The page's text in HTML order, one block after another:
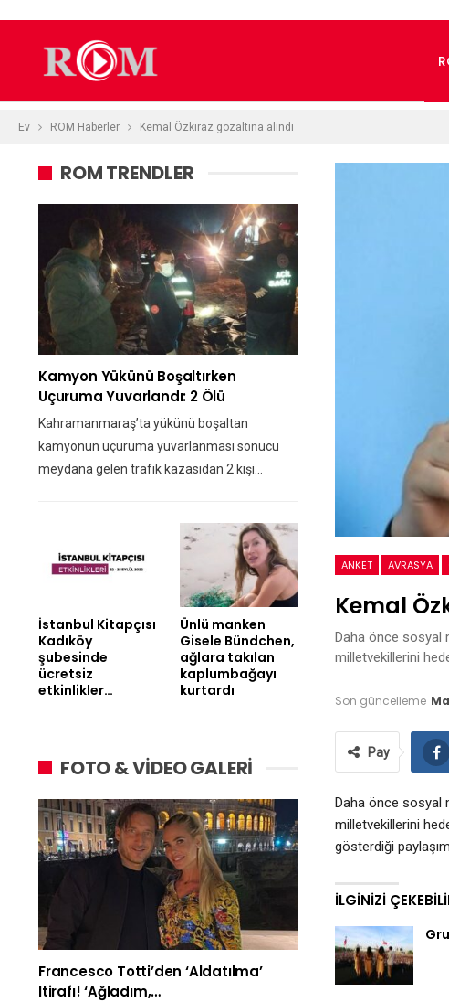
Ev ROM Haberler Kemal Özkiraz gözaltına alındı
ANKET AVRASYA
Kemal
Daha önce sosyal
milletvekillerini
Son güncelleme
Pay
Daha önce sosyal
milletvekillerini
gösterdiği
İLGINIZI
ROM TRENDLER
Kamyon Yükünü Boşaltırken
Uçuruma Yuvarlandı: 2 Ölü
Kahramanmaraş’ta yükünü boşaltan
kamyonun uçuruma yuvarlanması sonucu
meydana gelen trafik kazasıdan 2 kişi…
İstanbul Kitapçısı
Kadıköy
şubesinde
ücretsiz
etkinlikler…
Ünlü manken
Gisele Bündchen,
ağlara takılan
kaplumbağayı
kurtardı
FOTO & VİDEO GALERİ
Francesco Totti’den ‘aldatılma’
Itirafı! ‘Ağladım,…